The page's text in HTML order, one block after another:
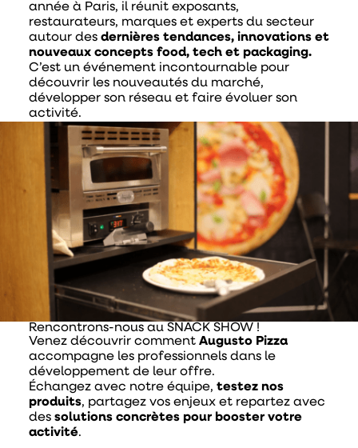
année à Paris, il réunit exposants,
restaurateurs, marques et experts du secteur
autour des dernières tendances, innovations et
nouveaux concepts food, tech et packaging.
C’est un événement incontournable pour
découvrir les nouveautés du marché,
développer son réseau et faire évoluer son
activité.
Rencontrons-nous au SNACK SHOW !
Venez découvrir comment Augusto Pizza
accompagne les professionnels dans le
développement de leur offre.
Échangez avec notre équipe, testez nos
produits, partagez vos enjeux et repartez avec
des solutions concrètes pour booster votre
activité.